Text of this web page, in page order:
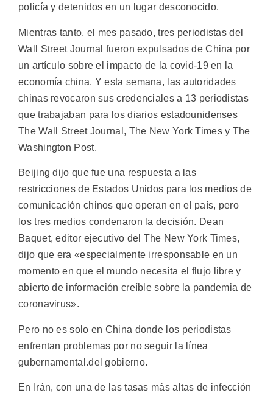
policía y detenidos en un lugar desconocido.
Mientras tanto, el mes pasado, tres periodistas del
Wall Street Journal fueron expulsados ​​de China por
un artículo sobre el impacto de la covid-19 en la
economía china. Y esta semana, las autoridades
chinas revocaron sus credenciales a 13 periodistas
que trabajaban para los diarios estadounidenses
The Wall Street Journal, The New York Times y The
Washington Post.
Beijing dijo que fue una respuesta a las
restricciones de Estados Unidos para los medios de
comunicación chinos que operan en el país, pero
los tres medios condenaron la decisión. Dean
Baquet, editor ejecutivo del The New York Times,
dijo que era «especialmente irresponsable en un
momento en que el mundo necesita el flujo libre y
abierto de información creíble sobre la pandemia de
coronavirus».
Pero no es solo en China donde los periodistas
enfrentan problemas por no seguir la línea
gubernamental.del gobierno.
En Irán, con una de las tasas más altas de infección